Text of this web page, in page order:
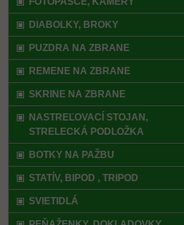
DIABOLKY, BROKY
PUZDRA NA ZBRANE
REMENE NA ZBRANE
SKRINE NA ZBRANE
NASTREĽOVACÍ STOJAN,
STRELECKÁ PODLOŽKA
BOTKY NA PAŽBU
STATÍV, BIPOD , TRIPOD
SVIETIDLÁ